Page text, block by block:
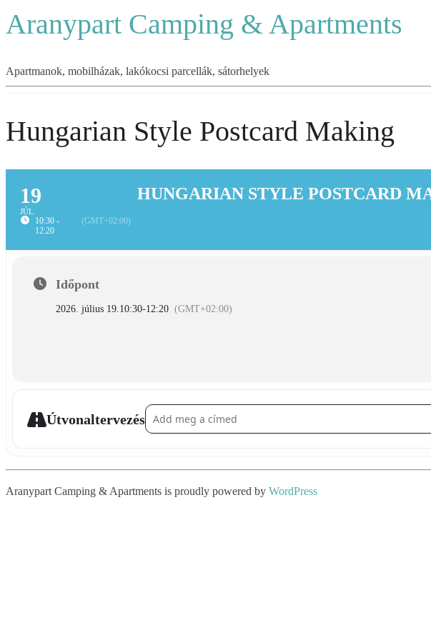
Aranypart Camping & Apartments
Apartmanok, mobilházak, lakókocsi parcellák, sátorhelyek
Hungarian Style Postcard Making
19
JÚL.
10:30 -
12:20
(GMT+02:00)
HUNGARIAN STYLE POSTCARD
Időpont
2026. július 19.10:30-12:20 (GMT+02:00)
ÚtvonaltervezésAddress - Hungarian Style Postcard Making []
Aranypart Camping & Apartments is proudly powered by WordPress